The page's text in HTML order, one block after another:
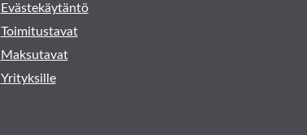
Evästekäytäntö
Toimitustavat
Maksutavat
Yrityksille